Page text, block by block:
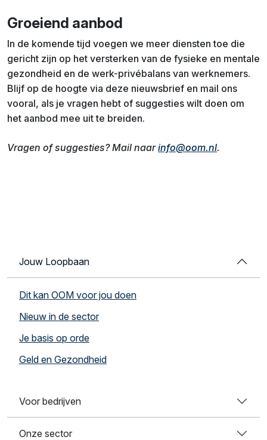
Groeiend aanbod
In de komende tijd voegen we meer diensten toe die
gericht zijn op het versterken van de fysieke en mentale
gezondheid en de werk-privébalans van werknemers.
Blijf op de hoogte via deze nieuwsbrief en mail ons
vooral, als je vragen hebt of suggesties wilt doen om
het aanbod mee uit te breiden.
Vragen of suggesties? Mail naarinfo@oom.nl.
Jouw Loopbaan
Dit kan OOM voor jou doen
Nieuw in de sector
Je basis op orde
Geld en Gezondheid
Voor bedrijven
Onze sector